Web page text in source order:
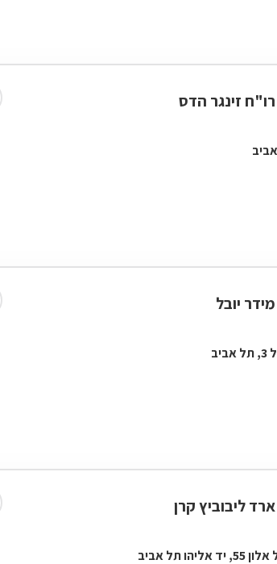
זינגר הדס
יובל
ליבוביץ קרן
אליהו תל אביב